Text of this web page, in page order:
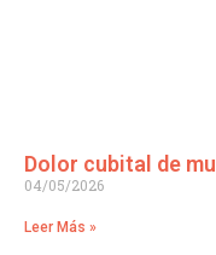
Dolor cubital de
04/05/2026
Leer Más »